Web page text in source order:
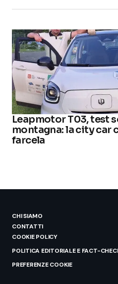
Leapmotor T03, test
montagna: la city car
farcela
CHI SIAMO
CONTATTI
COOKIE POLICY
POLITICA EDITORIALE E FACT-
PREFERENZE COOKIE